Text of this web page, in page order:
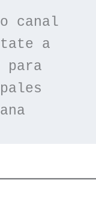
canal
a
para